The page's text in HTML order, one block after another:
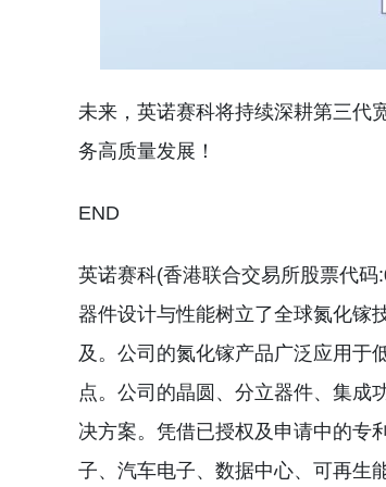
未来，英诺赛科将持续深耕第三代
务高质量发展！
END
英诺赛科(香港联合交易所股票代
器件设计与性能树立了全球氮化镓
及。公司的氮化镓产品广泛应用于
点。公司的晶圆、分立器件、集成
决方案。凭借已授权及申请中的专
子、汽车电子、数据中心、可再生